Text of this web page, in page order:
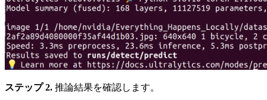
ステップ 2. 推論結果を確認します。